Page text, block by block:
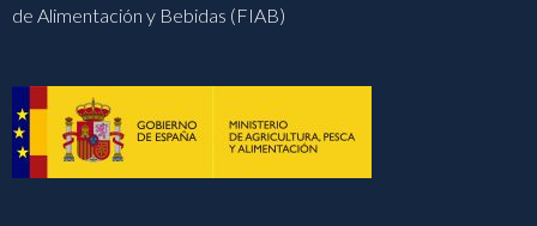
de Alimentación y Bebidas (FIAB)